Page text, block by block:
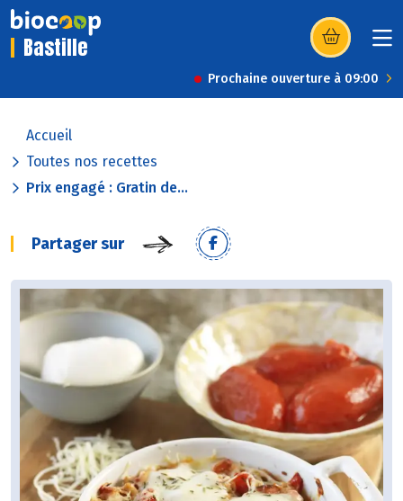
Bastille (s’ouvre dans
Prochaine ouverture à 09:00
Accueil
Toutes nos recettes
Prix engagé : Gratin de...
Partager sur